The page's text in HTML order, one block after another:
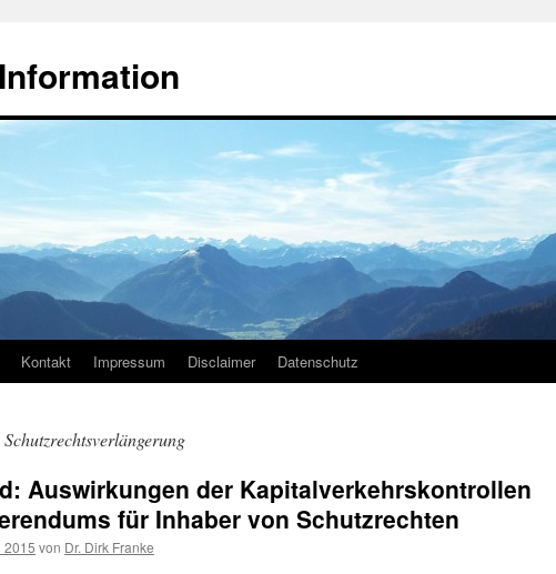
Kontakt Impressum Disclaimer Datenschutz
Schutzrechtsverlängerung
Auswirkungen der Kapitalverkehrskontrollen
für Inhaber von Schutzrechten
2015 von Dr. Dirk Franke